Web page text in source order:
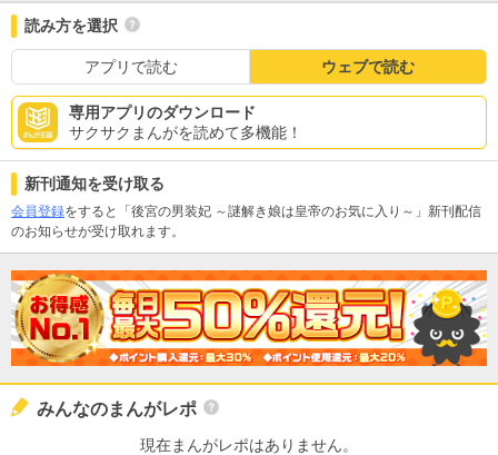
読み方を選択
アプリで読む ウェブで読む
専用アプリのダウンロード
サクサクまんがを読めて多機能！
新刊通知を受け取る
会員登録をすると「後宮の男装妃 ～謎解き娘は皇帝のお気に入り～」新刊配信
のお知らせが受け取れます。
みんなのまんがレポ
現在まんがレポはありません。